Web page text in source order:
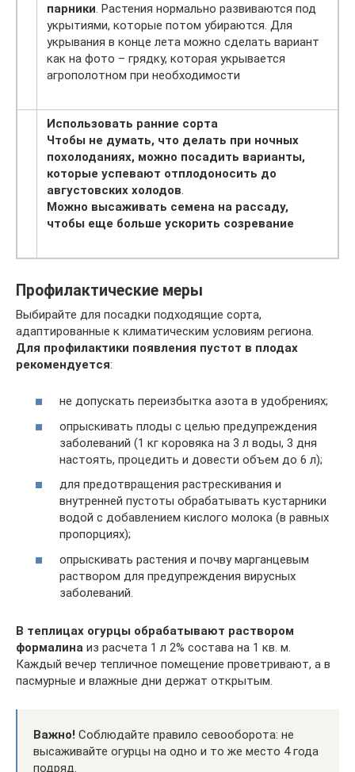
парники. Растения нормально развиваются под
укрытиями, которые потом убираются. Для
укрывания в конце лета можно сделать вариант
как на фото – грядку, которая укрывается
агрополотном при необходимости
Использовать ранние сорта
Чтобы не думать, что делать при ночных
похолоданиях, можно посадить варианты,
которые успевают отплодоносить до
августовских холодов.
Можно высаживать семена на рассаду,
чтобы еще больше ускорить созревание
Профилактические меры
Выбирайте для посадки подходящие сорта,
адаптированные к климатическим условиям региона.
Для профилактики появления пустот в плодах
рекомендуется:
не допускать переизбытка азота в удобрениях;
опрыскивать плоды с целью предупреждения
заболеваний (1 кг коровяка на 3 л воды, 3 дня
настоять, процедить и довести объем до 6 л);
для предотвращения растрескивания и
внутренней пустоты обрабатывать кустарники
водой с добавлением кислого молока (в равных
пропорциях);
опрыскивать растения и почву марганцевым
раствором для предупреждения вирусных
заболеваний.
В теплицах огурцы обрабатывают раствором
формалина из расчета 1 л 2% состава на 1 кв. м.
Каждый вечер тепличное помещение проветривают, а в
пасмурные и влажные дни держат открытым.
Важно! Соблюдайте правило севооборота: не
высаживайте огурцы на одно и то же место 4 года
подряд.